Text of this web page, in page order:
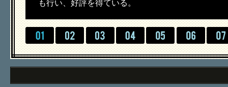
も行い、好評を得ている。